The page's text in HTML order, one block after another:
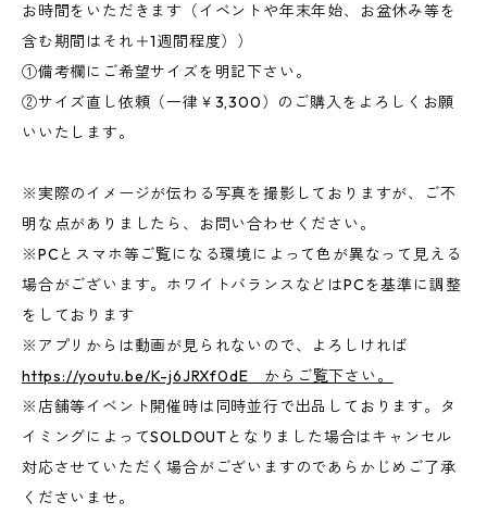
お時間をいただきます（イベントや年末年始、お盆休み等を
含む期間はそれ＋1週間程度））
①備考欄にご希望サイズを明記下さい。
②サイズ直し依頼（一律￥3,300）のご購入をよろしくお願
いいたします。
※実際のイメージが伝わる写真を撮影しておりますが、ご不
明な点がありましたら、お問い合わせください。
※PCとスマホ等ご覧になる環境によって色が異なって見える
場合がございます。ホワイトバランスなどはPCを基準に調整
をしております
※アプリからは動画が見られないので、よろしければ
https://youtu.be/K-j6JRXf0dE からご覧下さい。
※店舗等イベント開催時は同時並行で出品しております。タ
イミングによってSOLDOUTとなりました場合はキャンセル
対応させていただく場合がございますのであらかじめご了承
くださいませ。